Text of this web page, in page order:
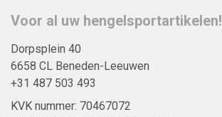
Voor al uw hengelsportartikelen!
Dorpsplein 40
6658 CL Beneden-Leeuwen
+31 487 503 493
KVK nummer: 70467072